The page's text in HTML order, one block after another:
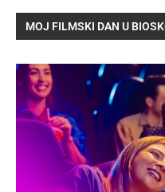
MOJ FILMSKI DAN U